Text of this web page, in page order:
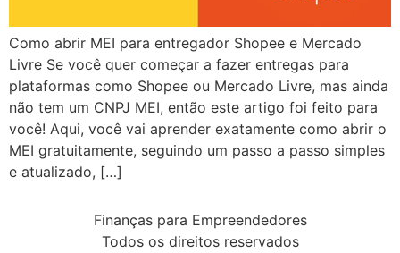
Como abrir MEI para entregador Shopee e Mercado
Livre Se você quer começar a fazer entregas para
plataformas como Shopee ou Mercado Livre, mas ainda
não tem um CNPJ MEI, então este artigo foi feito para
você! Aqui, você vai aprender exatamente como abrir o
MEI gratuitamente, seguindo um passo a passo simples
e atualizado, […]
Finanças para Empreendedores
Todos os direitos reservados